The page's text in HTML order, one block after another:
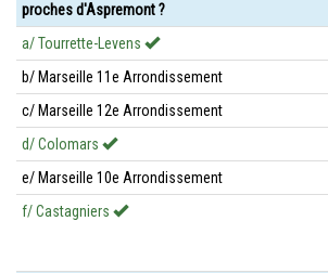
proches d'Aspremont ?
a/ Tourrette-Levens
b/ Marseille 11e Arrondissement
c/ Marseille 12e Arrondissement
d/ Colomars
e/ Marseille 10e Arrondissement
f/ Castagniers